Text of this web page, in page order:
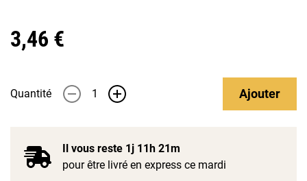
3,46 €
Quantité - + Ajouter
Il vous reste 1j 11h 21m
pour être livré en express ce mardi